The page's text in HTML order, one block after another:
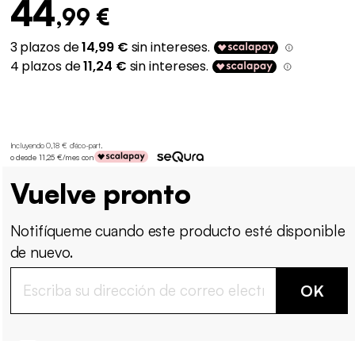
44,99 €
Incluyendo 0,18 € d'éco-part.
o desde 11,25 €/mes con
Vuelve pronto
Notifíqueme cuando este producto esté disponible
de nuevo.
OK